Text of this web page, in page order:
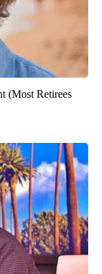
(Most Retirees